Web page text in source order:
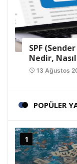
SPF
Nedir, Nasıl
access_time 13 Ağustos
POPÜLER